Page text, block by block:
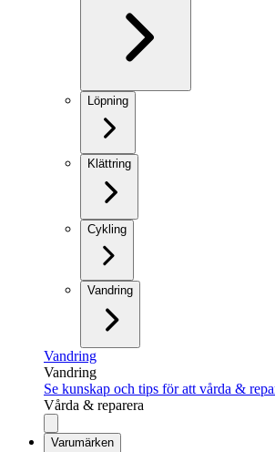
Löpning
Klättring
Cykling
Vandring
Vandring
Vandring
Se kunskap och tips för att vårda &
Vårda & reparera
Varumärken